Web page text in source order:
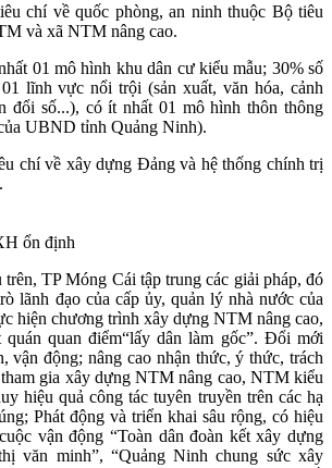
chí về quốc phòng, an ninh thuộc Bộ tiêu
và xã NTM nâng cao.
01 mô hình khu dân cư kiểu mẫu; 30% số
lĩnh vực nổi trội (sản xuất, văn hóa, cảnh
đổi số...), có ít nhất 01 mô hình thôn thông
UBND tỉnh Quảng Ninh).
chí về xây dựng Đảng và hệ thống chính trị
ổn định
TP Móng Cái tập trung các giải pháp, đó
lãnh đạo của cấp ủy, quản lý nhà nước của
hiện chương trình xây dựng NTM nâng cao,
quan điểm“lấy dân làm gốc”. Đổi mới
vận động; nâng cao nhận thức, ý thức, trách
gia xây dựng NTM nâng cao, NTM kiểu
hiệu quả công tác tuyên truyền trên các hạ
Phát động và triển khai sâu rộng, có hiệu
vận động “Toàn dân đoàn kết xây dựng
văn minh”, “Quảng Ninh chung sức xây